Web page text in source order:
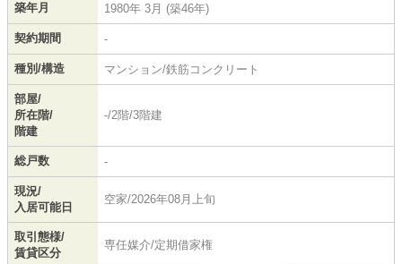
築年月 1980年 3月 (築46年)
契約期間 -
種別/構造 マンション/鉄筋コンクリート
部屋/
所在階/
階建
-/2階/3階建
総戸数 -
現況/
入居可能日
空家/2026年08月上旬
取引態様/
賃貸区分
専任媒介/定期借家権